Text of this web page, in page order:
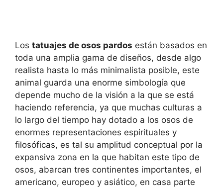
Los tatuajes de osos pardos están basados en
toda una amplia gama de diseños, desde algo
realista hasta lo más minimalista posible, este
animal guarda una enorme simbología que
depende mucho de la visión a la que se está
haciendo referencia, ya que muchas culturas a
lo largo del tiempo hay dotado a los osos de
enormes representaciones espirituales y
filosóficas, es tal su amplitud conceptual por la
expansiva zona en la que habitan este tipo de
osos, abarcan tres continentes importantes, el
americano, europeo y asiático, en casa parte